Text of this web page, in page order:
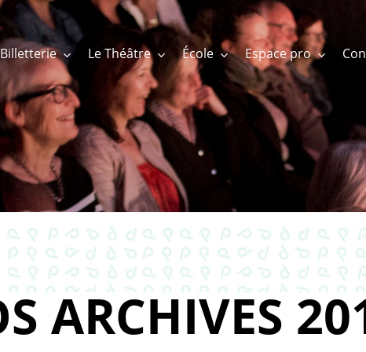
Billetterie Le Théâtre École Espace pro
ARCHIVES